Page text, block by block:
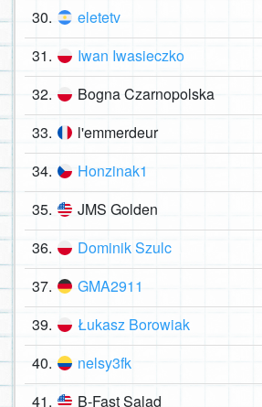
30. eletetv
31. Iwan Iwasieczko
32. Bogna Czarnopolska
33. l'emmerdeur
34. Honzinak1
35. JMS Golden
36. Dominik Szulc
37. GMA2911
39. Łukasz Borowiak
40. nelsy3fk
41. B-Fast Salad